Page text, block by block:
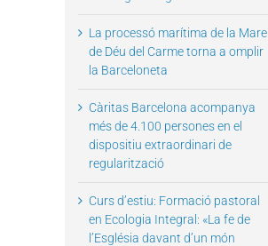
La processó marítima de la Mare
de Déu del Carme torna a omplir
la Barceloneta
Càritas Barcelona acompanya
més de 4.100 persones en el
dispositiu extraordinari de
regularització
Curs d’estiu: Formació pastoral
en Ecologia Integral: «La fe de
l’Església davant d’un món